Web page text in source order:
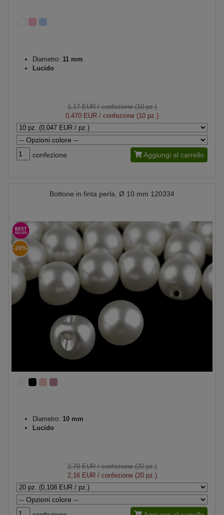
Diametro: 11 mm
Lucido
1,17 EUR/ confezione (10 pz.)
0,470 EUR / confezione (10 pz.)
confezione Aggiungi al carrello
Bottone in finta perla, Ø 10 mm 120334
-20%
Diametro: 10 mm
Lucido
2,70 EUR/ confezione (20 pz.)
2,16 EUR/ confezione (20 pz.)